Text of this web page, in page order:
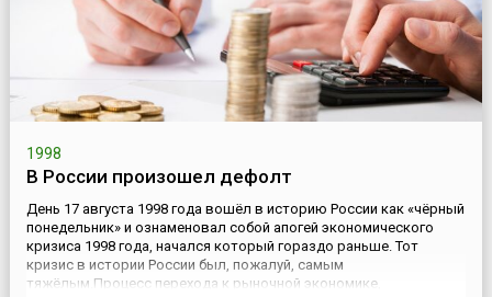
1998
В России произошел дефолт
День 17 августа 1998 года вошёл в историю России как «чёрный
понедельник» и ознаменовал собой апогей экономического
кризиса 1998 года, начался который гораздо раньше. Тот
кризис в истории России был, пожалуй, самым
тяжёлым.Процесс перехода к рыночной экономике,